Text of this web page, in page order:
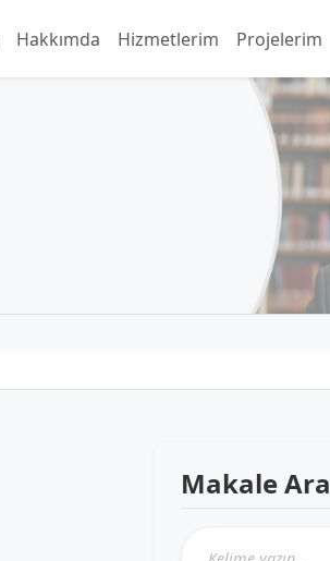
Hakkımda Hizmetlerim Projelerim
Makale Ara